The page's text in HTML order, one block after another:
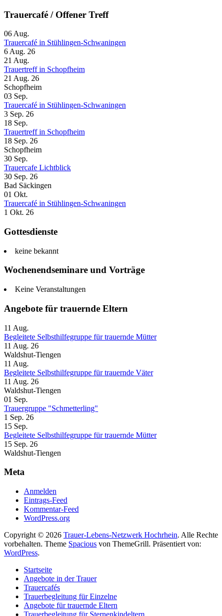
Trauercafé / Offener Treff
06 Aug.
Trauercafé in Stühlingen-Schwaningen
6 Aug. 26
21 Aug.
Trauertreff in Schopfheim
21 Aug. 26
Schopfheim
03 Sep.
Trauercafé in Stühlingen-Schwaningen
3 Sep. 26
18 Sep.
Trauertreff in Schopfheim
18 Sep. 26
Schopfheim
30 Sep.
Trauercafe Lichtblick
30 Sep. 26
Bad Säckingen
01 Okt.
Trauercafé in Stühlingen-Schwaningen
1 Okt. 26
Gottesdienste
keine bekannt
Wochenendseminare und Vorträge
Keine Veranstaltungen
Angebote für trauernde Eltern
11 Aug.
Begleitete Selbsthilfegruppe für trauernde Mütter
11 Aug. 26
Waldshut-Tiengen
11 Aug.
Begleitete Selbsthilfegruppe für trauernde Väter
11 Aug. 26
Waldshut-Tiengen
01 Sep.
Trauergruppe "Schmetterling"
1 Sep. 26
15 Sep.
Begleitete Selbsthilfegruppe für trauernde Mütter
15 Sep. 26
Waldshut-Tiengen
Meta
Anmelden
Eintrags-Feed
Kommentar-Feed
WordPress.org
Copyright © 2026 Trauer-Lebens-Netzwerk Hochrhein. Alle Rechte
vorbehalten. Theme Spacious von ThemeGrill. Präsentiert von:
WordPress.
Startseite
Angebote in der Trauer
Trauercafés
Trauerbegleitung für Einzelne
Angebote für trauernde Eltern
Trauerbegleitung für Sternenkindeltern